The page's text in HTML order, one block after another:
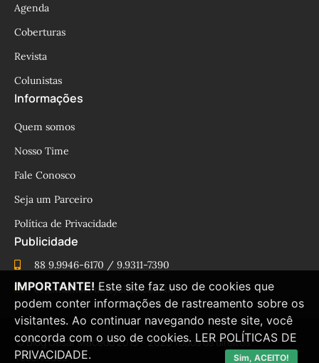
Agenda
Coberturas
Revista
Colunistas
Informações
Quem somos
Nosso Time
Fale Conosco
Seja um Parceiro
Política de Privacidade
Publicidade
88 9.9946-6170 / 9.9311-7390
cesinhamacedo@yahoo.com.br
© Blog César Macêdo 2015 – 2025 Todos os direitos
reservados.
IMPORTANTE! Este site faz uso de cookies que
podem conter informações de rastreamento sobre os
visitantes. Ao continuar navegando neste site, você
concorda com o uso de cookies. LER POLÍTICAS DE
PRIVACIDADE.
Sim, ACEITO!